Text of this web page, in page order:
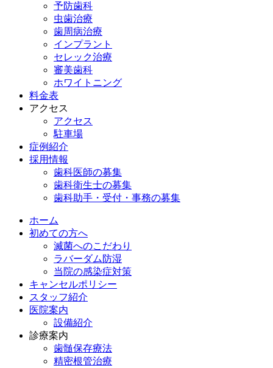
予防歯科
虫歯治療
歯周病治療
インプラント
セレック治療
審美歯科
ホワイトニング
料金表
アクセス
アクセス
駐車場
症例紹介
採用情報
歯科医師の募集
歯科衛生士の募集
歯科助手・受付・事務の募集
ホーム
初めての方へ
滅菌へのこだわり
ラバーダム防湿
当院の感染症対策
キャンセルポリシー
スタッフ紹介
医院案内
設備紹介
診療案内
歯髄保存療法
精密根管治療